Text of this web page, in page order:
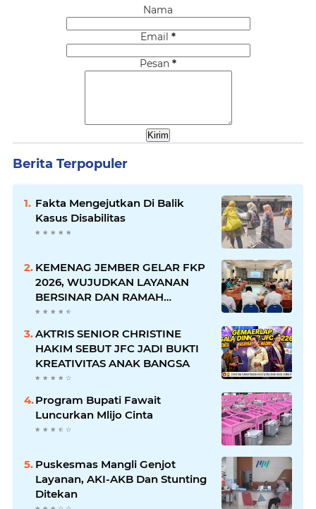
Nama
Email *
Pesan *
Berita Terpopuler
Fakta Mengejutkan Di Balik
Kasus Disabilitas
KEMENAG JEMBER GELAR FKP
2026, WUJUDKAN LAYANAN
BERSINAR DAN RAMAH
DISABILITAS
AKTRIS SENIOR CHRISTINE
HAKIM SEBUT JFC JADI BUKTI
KREATIVITAS ANAK BANGSA
Program Bupati Fawait
Luncurkan Mlijo Cinta
Puskesmas Mangli Genjot
Layanan, AKI-AKB Dan Stunting
Ditekan